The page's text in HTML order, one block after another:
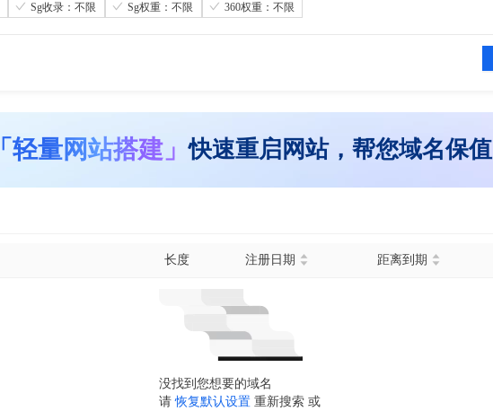
Sg收录：不限 Sg权重：不限 360权重：不限
「轻量网站搭建」快速重启网站，帮您域名保值
长度 注册日期 距离到期
没找到您想要的域名
请 恢复默认设置 重新搜索 或